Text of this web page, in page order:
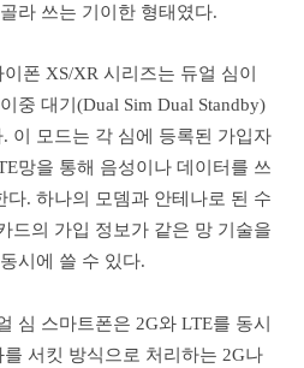
라 쓰는 기이한 형태였다.
폰 XS/XR 시리즈는 듀얼 심이
중 대기(Dual Sim Dual Standby)
이 모드는 각 심에 등록된 가입자
망을 통해 음성이나 데이터를 쓰
다. 하나의 모뎀과 안테나로 된 수
드의 가입 정보가 같은 망 기술을
시에 쓸 수 있다.
심 스마트폰은 2G와 LTE를 동시
서킷 방식으로 처리하는 2G나